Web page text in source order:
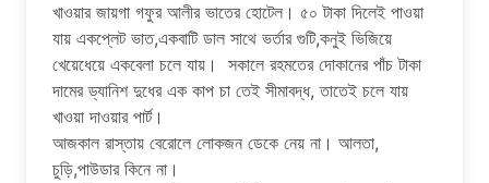
খাওয়ার জায়গা গফুর আলীর ভাতের হোটেল। ৫০ টাকা দিলেই পাওয়া
যায় একপ্লেট ভাত,একবাটি ডাল সাথে ভর্তার গুটি,কনুই ভিজিয়ে
খেয়েধেয়ে একবেলা চলে যায়। সকালে রহমতের দোকানের পাঁচ টাকা
দামের ড্যানিশ দুধের এক কাপ চা তেই সীমাবদ্ধ, তাতেই চলে যায়
খাওয়া দাওয়ার পার্ট।
আজকাল রাস্তায় বেরোলে লোকজন ডেকে নেয় না। আলতা,
চুড়ি,পাউডার কিনে না।